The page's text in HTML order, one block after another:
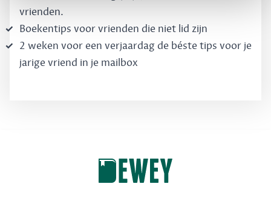
vrienden.
Boekentips voor vrienden die niet lid zijn
2 weken voor een verjaardag de béste tips voor je
jarige vriend in je mailbox